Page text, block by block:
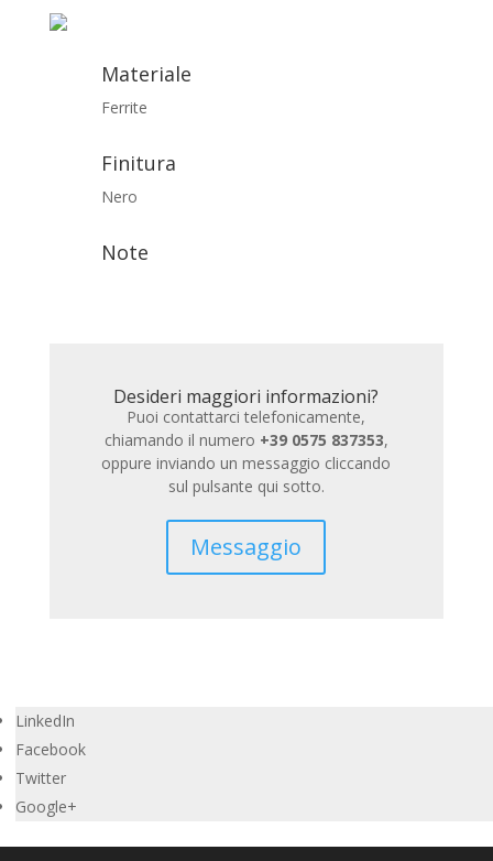
Materiale
Ferrite
Finitura
Nero
Note
Desideri maggiori informazioni?
Puoi contattarci telefonicamente,
chiamando il numero +39 0575 837353,
oppure inviando un messaggio cliccando
sul pulsante qui sotto.
Messaggio
LinkedIn
Facebook
Twitter
Google+